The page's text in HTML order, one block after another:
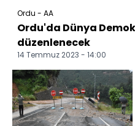
Ordu - AA
Ordu'da Dünya
düzenlenecek
14 Temmuz 2023 - 14:00